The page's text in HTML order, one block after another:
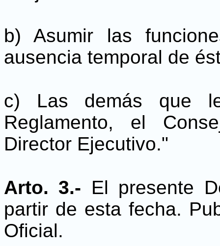
b) Asumir las
ausencia temporal de
c) Las demás que
Reglamento, el
Director Ejecutivo."
Arto. 3.- El presente
partir de esta fecha.
Oficial.